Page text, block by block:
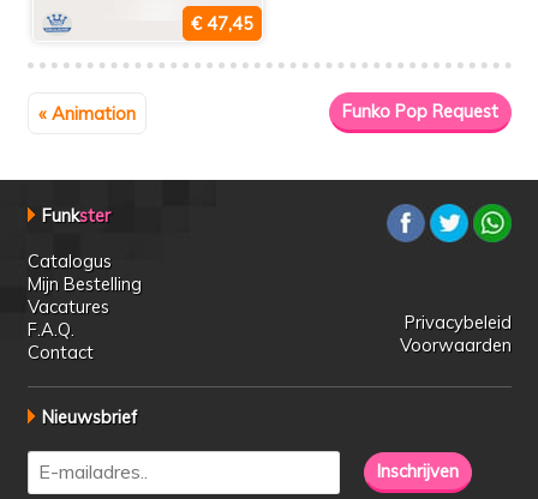
« Animation
Funkster
Catalogus
Mijn Bestelling
Vacatures
F.A.Q.
Contact
Privacybeleid
Voorwaarden
Nieuwsbrief